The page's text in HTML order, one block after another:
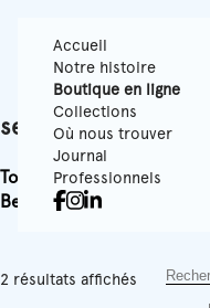
Accueil
Notre histoire
Boutique en ligne
Collections
Où nous trouver
Journal
Professionnels
seventies
Tous Papiers Peints Texturés
Best-sellersAccessoires
2 résultats affichés